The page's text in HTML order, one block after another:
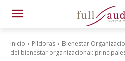
Inicio Píldoras Bienestar
del bienestar organizacional: